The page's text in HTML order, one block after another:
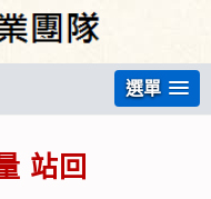
選單
站回